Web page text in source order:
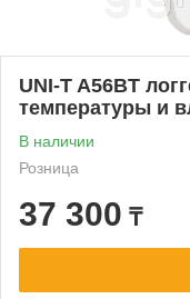
UNI-T A56BT
температуры и
В наличии
Розница
37 300 ₸